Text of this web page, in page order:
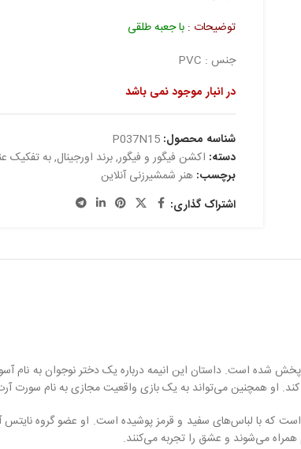
توضیحات : با جعبه طلقی
جنس : PVC
در انبار موجود نمی باشد
شناسه محصول: P037N15
دسته: اکشن فیگور و فیگور,برند اورجینال,به تفکیک
برچسب: هنر شمشیرزنی آنلاین
اشتراک گذاری:
یک انیمه علمی-تخیلی و اکشن است که در سال 2020 پخش شده است. داستان این
او همچنین می‌تواند به یک بازی واقعیت مجازی به نام سورت
که با لباس‌های سفید و قرمز پوشیده است. او عضو گروه نایتس
همراه می‌شوند و عشق را تجربه می‌کنند.